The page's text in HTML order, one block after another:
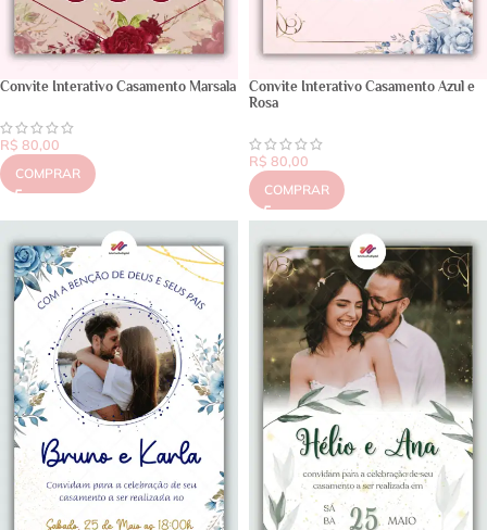
Convite Interativo Casamento Marsala
R$ 80,00
COMPRAR
Convite Interativo Casamento Azul e
Rosa
R$ 80,00
COMPRAR